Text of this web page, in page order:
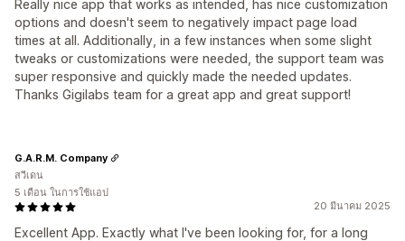
Really nice app that works as intended, has nice customization
options and doesn't seem to negatively impact page load
times at all. Additionally, in a few instances when some slight
tweaks or customizations were needed, the support team was
super responsive and quickly made the needed updates.
Thanks Gigilabs team for a great app and great support!
20 มีนาคม 2025
Excellent App. Exactly what I've been looking for, for a long
G.A.R.M. Company
สวีเดน
5 เดือน ในการใช้แอป